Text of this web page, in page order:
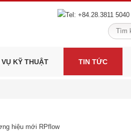
KỸ THUẬT TIN TỨC